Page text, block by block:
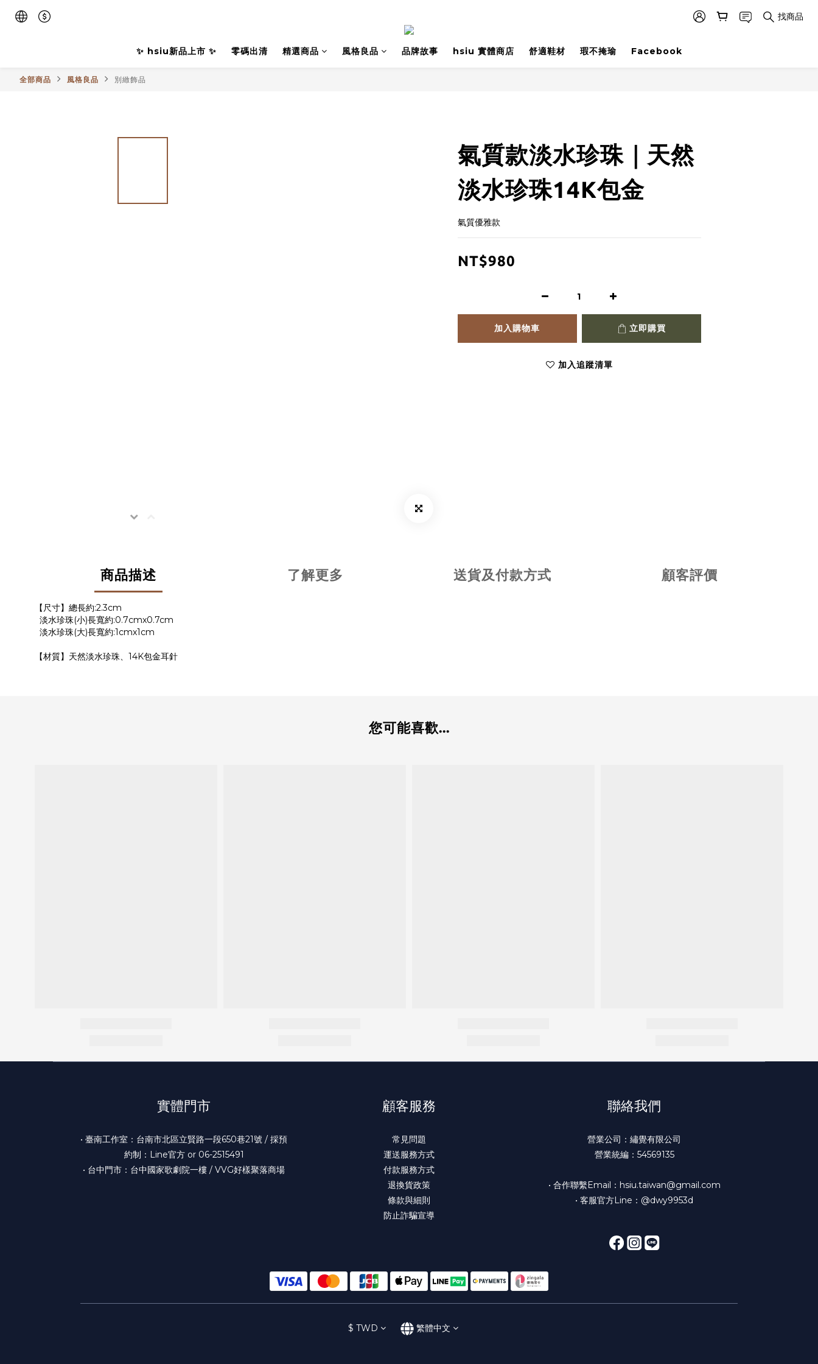
找商品
✨ hsiu新品上市 ✨ 零碼出清 精選商品 風格良品 品牌故事 hsiu 實體商店 舒適鞋材 瑕不掩瑜 Facebook
全部商品 風格良品 別緻飾品
氣質款淡水珍珠｜天然
淡水珍珠14K包金
氣質優雅款
NT$980
加入購物車 立即購買
加入追蹤清單
商品描述 了解更多 送貨及付款方式 顧客評價
【尺寸】總長約:2.3cm
淡水珍珠(小)長寬約:0.7cmx0.7cm
淡水珍珠(大)長寬約:1cmx1cm
【材質】天然淡水珍珠、14K包金耳針
您可能喜歡...
實體門市
• 臺南工作室：台南市北區立賢路一段650巷21號 / 採預
約制：Line官方 or 06-2515491
• 台中門市：台中國家歌劇院一樓 / VVG好樣聚落商場
顧客服務
常見問題
運送服務方式
付款服務方式
退換貨政策
條款與細則
防止詐騙宣導
聯絡我們
營業公司：繡覺有限公司
營業統編：54569135
• 合作聯繫Email：hsiu.taiwan@gmail.com
• 客服官方Line：@dwy9953d
$ TWD 繁體中文